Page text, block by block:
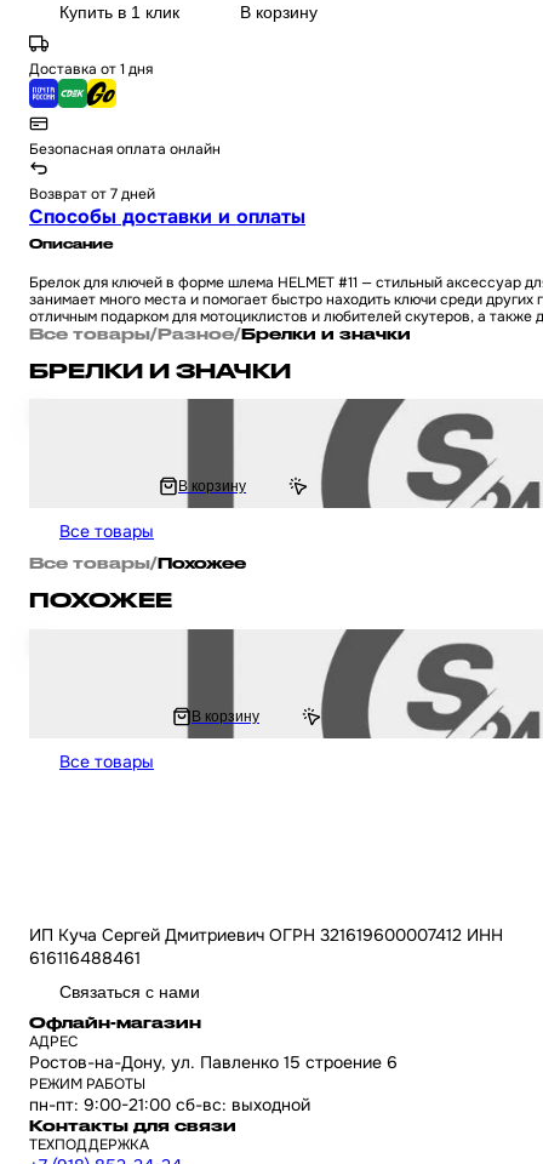
Купить в 1 клик В корзину
Доставка от 1 дня
Безопасная оплата онлайн
Возврат от 7 дней
Способы доставки и оплаты
Описание
Брелок для ключей в форме шлема HELMET #11 — стильный аксессуар
занимает много места и помогает быстро находить ключи среди
отличным подарком для мотоциклистов и любителей скутеров, а
Все товары/Разное/Брелки и значки
БРЕЛКИ И ЗНАЧКИ
Брелок для ключей на мотоцикл и скутер в форме шлема HELMET #54
В корзину
Все товары
Все товары/Похожее
ПОХОЖЕЕ
Брелок для ключей на мотоцикл и скутер в форме шлема HELMET #1
В корзину
Все товары
ИП Куча Сергей Дмитриевич ОГРН 321619600007412 ИНН
616116488461
Связаться с нами
Офлайн-магазин
АДРЕС
Ростов-на-Дону, ул. Павленко 15 строение 6
РЕЖИМ РАБОТЫ
пн-пт: 9:00-21:00 сб-вс: выходной
Контакты для связи
ТЕХПОДДЕРЖКА